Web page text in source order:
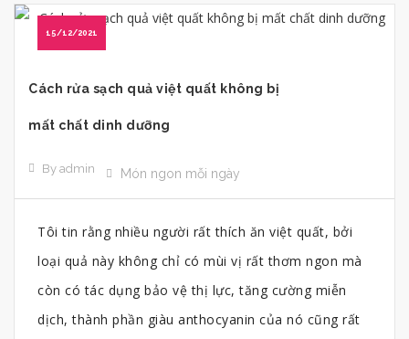
15/12/2021
Cách rửa sạch quả việt quất không bị
mất chất dinh dưỡng
By admin Món ngon mỗi ngày
Tôi tin rằng nhiều người rất thích ăn việt quất, bởi
loại quả này không chỉ có mùi vị rất thơm ngon mà
còn có tác dụng bảo vệ thị lực, tăng cường miễn
dịch, thành phần giàu anthocyanin của nó cũng rất